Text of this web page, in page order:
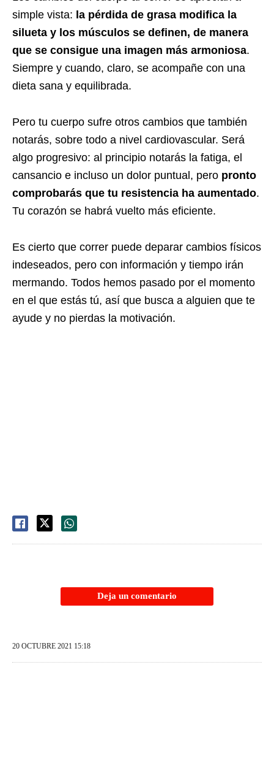
simple vista: la pérdida de grasa modifica la
silueta y los músculos se definen, de manera
que se consigue una imagen más armoniosa.
Siempre y cuando, claro, se acompañe con una
dieta sana y equilibrada.
Pero tu cuerpo sufre otros cambios que también
notarás, sobre todo a nivel cardiovascular. Será
algo progresivo: al principio notarás la fatiga, el
cansancio e incluso un dolor puntual, pero pronto
comprobarás que tu resistencia ha aumentado.
Tu corazón se habrá vuelto más eficiente.
Es cierto que correr puede deparar cambios físicos
indeseados, pero con información y tiempo irán
mermando. Todos hemos pasado por el momento
en el que estás tú, así que busca a alguien que te
ayude y no pierdas la motivación.
Deja un comentario
20 OCTUBRE 2021 15:18